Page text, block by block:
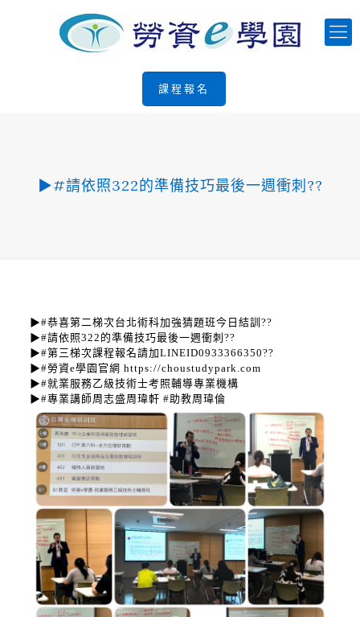
課程報名
▶#請依照322的準備技巧最後一週衝刺??
▶#恭喜第二梯次台北術科加強猜題班今日結訓??
▶#請依照322的準備技巧最後一週衝刺??
▶#第三梯次課程報名請加LINEID0933366350??
▶#勞資e學園官網 https://choustudypark.com
▶#就業服務乙級技術士考照輔導專業機構
▶#專業講師周志盛周瑋軒 #助教周瑋倫